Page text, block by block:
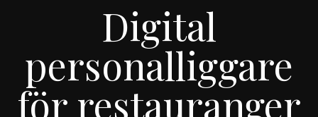
Digital
personalliggare
för restauranger